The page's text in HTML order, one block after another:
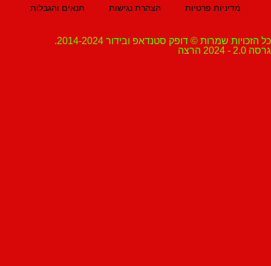
מדיניות פרטיות הצהרת נגישות תנאים והגבלות
שמרות © דופק סטנדאפ ובידור 2014-2024.